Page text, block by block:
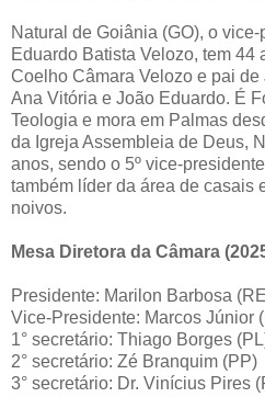
Natural de Goiânia (GO), o
Eduardo Batista Velozo, tem 44
Coelho Câmara Velozo e pai
Ana Vitória e João Eduardo. É
Teologia e mora em Palmas
da Igreja Assembleia de Deus,
anos, sendo o 5º vice-
também líder da área de casais
noivos.
Mesa Diretora da Câmara
Presidente: Marilon Barbosa
Vice-Presidente: Marcos Júnior
1° secretário: Thiago Borges
2° secretário: Zé Branquim (PP)
3° secretário: Dr. Vinícius Pires